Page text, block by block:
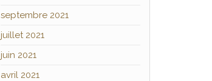
septembre 2021
juillet 2021
juin 2021
avril 2021